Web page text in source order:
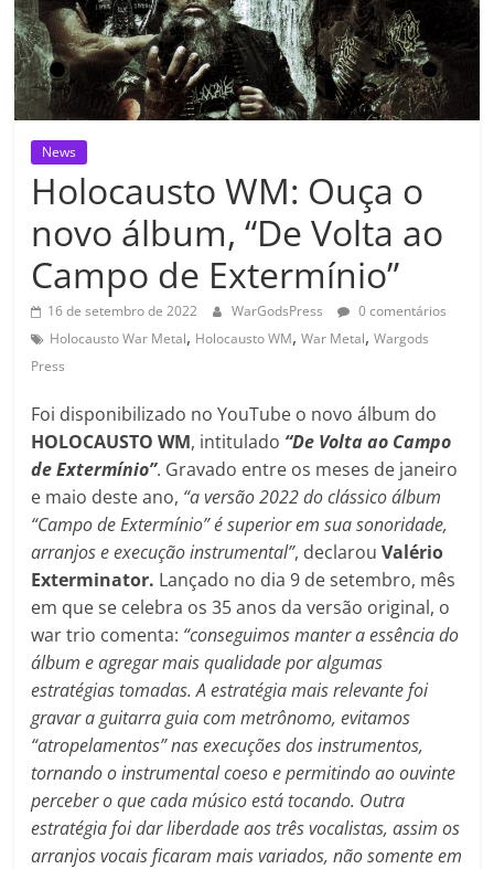
News
Holocausto WM: Ouça o
novo álbum, “De Volta ao
Campo de Extermínio”
16 de setembro de 2022 WarGodsPress
0 comentários
Holocausto War Metal, Holocausto WM,War Metal,Wargods
Press
Foi disponibilizado no YouTube o novo álbum do
HOLOCAUSTO WM, intitulado “De Volta ao Campo
de Extermínio”. Gravado entre os meses de janeiro
e maio deste ano, “a versão 2022 do clássico álbum
“Campo de Extermínio” é superior em sua sonoridade,
arranjos e execução instrumental”, declarouValério
Exterminator. Lançado no dia 9 de setembro, mês
em que se celebra os 35 anos da versão original, o
war trio comenta: “conseguimos manter a essência do
álbum e agregar mais qualidade por algumas
estratégias tomadas. A estratégia mais relevante foi
gravar a guitarra guia com metrônomo, evitamos
“atropelamentos” nas execuções dos instrumentos,
tornando o instrumental coeso e permitindo ao ouvinte
perceber o que cada músico está tocando. Outra
estratégia foi dar liberdade aos três vocalistas, assim os
arranjos vocais ficaram mais variados, não somente em